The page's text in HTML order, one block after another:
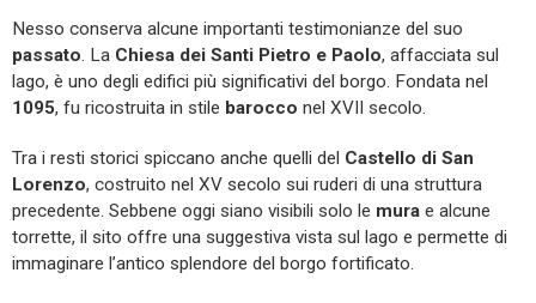
Nesso conserva alcune importanti testimonianze del suo
passato . La Chiesa dei Santi Pietro e Paolo, affacciata sul
lago, è uno degli edifici più significativi del borgo. Fondata nel
1095, fu ricostruita in stile barocco nel XVII secolo.
Tra i resti storici spiccano anche quelli del Castello di San
Lorenzo, costruito nel XV secolo sui ruderi di una struttura
precedente. Sebbene oggi siano visibili solo le mura e alcune
torrette, il sito offre una suggestiva vista sul lago e permette di
immaginare l’antico splendore del borgo fortificato.